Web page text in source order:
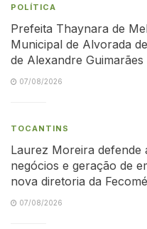
POLÍTICA
Prefeita Thaynara de
Municipal de Alvorada
de Alexandre Guimarães
07/08/2026
TOCANTINS
Laurez Moreira defende
negócios e geração de
nova diretoria da
07/08/2026